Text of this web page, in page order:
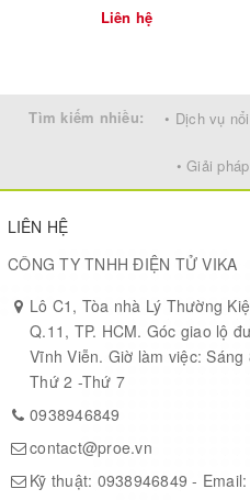
Maqueen Plus *1
Top Metal Plate * 1
Instructions *1
Line-tracking Map *1
Liên hệ
Tìm kiếm nhiều: • Dịch vụ
• Giải pháp
LIÊN HỆ
CÔNG TY TNHH ĐIỆN TỬ VIKA
Lô C1, Tòa nhà Lý Thường
Q.11, TP. HCM. Góc giao lộ
Vĩnh Viễn. Giờ làm việc:
Thứ 2 -Thứ 7
0938946849
contact@proe.vn
Kỹ thuật: 0938946849 - Email: